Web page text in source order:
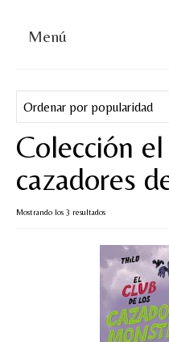
Menú
Juegos y puzles
Materiales de juego
Artesanía Waldorf
Hecho a mano
Colección
cazadores
Mostrando los 3 resultadosOrdenado
popularidad